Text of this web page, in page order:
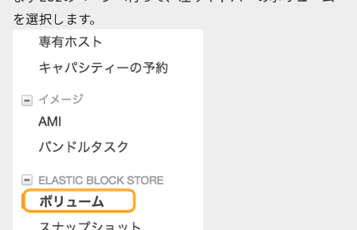
を選択します。